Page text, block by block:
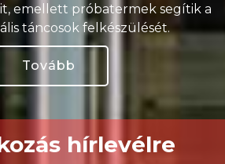
emellett próbatermek segítik a
táncosok felkészülését.
Tovább
hírlevélre